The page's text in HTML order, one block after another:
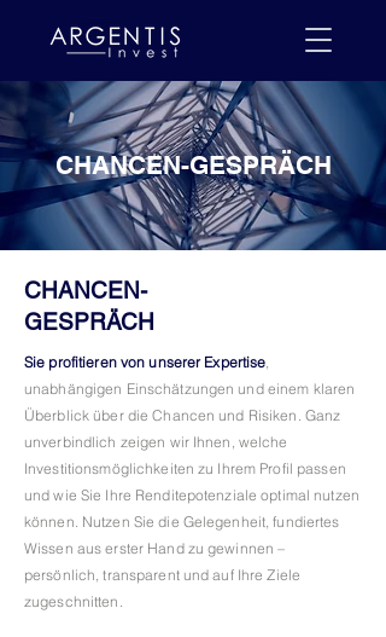
CHANCEN-GESPRÄCH
CHANCEN-
GESPRÄCH
​Sie profitieren von unserer Expertise,
unabhängigen Einschätzungen und einem klaren
Überblick über die Chancen und Risiken. Ganz
unverbindlich zeigen wir Ihnen, welche
Investitionsmöglichkeiten zu Ihrem Profil passen
und wie Sie Ihre Renditepotenziale optimal nutzen
können. Nutzen Sie die Gelegenheit, fundiertes
Wissen aus erster Hand zu gewinnen –
persönlich, transparent und auf Ihre Ziele
zugeschnitten.